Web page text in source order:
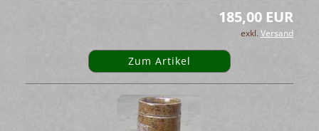
185,00 EUR
exkl.Versand
Zum Artikel